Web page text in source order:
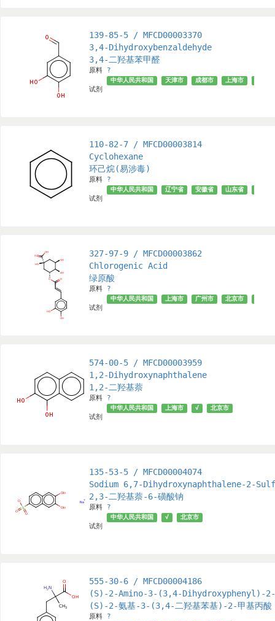
139-85-5 / MFCD00003370
3,4-Dihydroxybenzaldehyde
3,4-二羟基苯甲醛
原料 ?
试剂
中华人民共和国 天津市 成都市 上海市
110-82-7 / MFCD00003814
Cyclohexane
环己烷(易涉毒)
原料 ?
试剂
中华人民共和国 辽宁省 安徽省 山东省
327-97-9 / MFCD00003862
Chlorogenic Acid
绿原酸
原料 ?
试剂
中华人民共和国 上海市 广州市 北京市
574-00-5 / MFCD00003959
1,2-Dihydroxynaphthalene
1,2-二羟基萘
原料 ?
试剂
中华人民共和国 上海市 √ 北京市
135-53-5 / MFCD00004074
Sodium 6,7-Dihydroxynaphthalene-2-
2,3-二羟基萘-6-磺酸钠
原料 ?
试剂
中华人民共和国 √ 北京市
555-30-6 / MFCD00004186
(S)-2-Amino-3-(3,4-Dihydroxyphenyl)-
(S)-2-氨基-3-(3,4-二羟基苯基)-2-甲基丙酸
原料 ?